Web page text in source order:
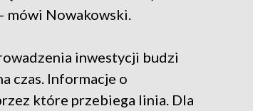
mówi Nowakowski.
inwestycji budzi
czas. Informacje o
które przebiega linia. Dla